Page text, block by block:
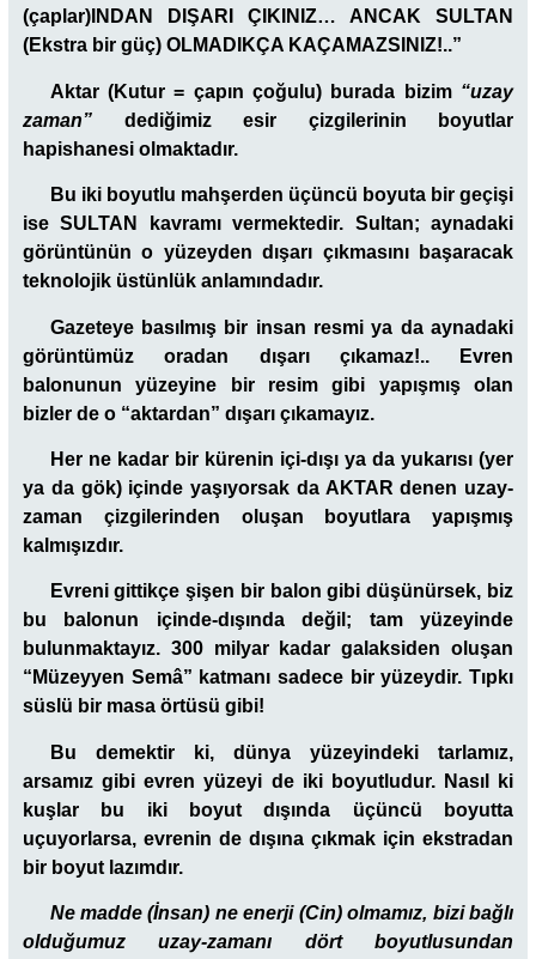
(çaplar)INDAN DIŞARI ÇIKINIZ… ANCAK SULTAN
(Ekstra bir güç) OLMADIKÇA KAÇAMAZSINIZ!..”
Aktar (Kutur = çapın çoğulu) burada bizim “uzay
zaman”
dediğimiz esir çizgilerinin boyutlar
hapishanesi olmaktadır.
Bu iki boyutlu mahşerden üçüncü boyuta bir geçişi
ise SULTAN kavramı vermektedir. Sultan; aynadaki
görüntünün o yüzeyden dışarı çıkmasını başaracak
teknolojik üstünlük anlamındadır.
Gazeteye basılmış bir insan resmi ya da aynadaki
görüntümüz oradan dışarı çıkamaz!.. Evren
balonunun yüzeyine bir resim gibi yapışmış olan
bizler de o “aktardan” dışarı çıkamayız.
Her ne kadar bir kürenin içi-dışı ya da yukarısı (yer
ya da gök) içinde yaşıyorsak da AKTAR denen uzay-
zaman çizgilerinden oluşan boyutlara yapışmış
kalmışızdır.
Evreni gittikçe şişen bir balon gibi düşünürsek, biz
bu balonun içinde-dışında değil; tam yüzeyinde
bulunmaktayız. 300 milyar kadar galaksiden oluşan
“Müzeyyen Semâ” katmanı sadece bir yüzeydir. Tıpkı
süslü bir masa örtüsü gibi!
Bu demektir ki, dünya yüzeyindeki tarlamız,
arsamız gibi evren yüzeyi de iki boyutludur. Nasıl ki
kuşlar bu iki boyut dışında üçüncü boyutta
uçuyorlarsa, evrenin de dışına çıkmak için ekstradan
bir boyut lazımdır.
Ne madde (İnsan) ne enerji (Cin) olmamız, bizi bağlı
olduğumuz uzay-zamanı dört boyutlusundan